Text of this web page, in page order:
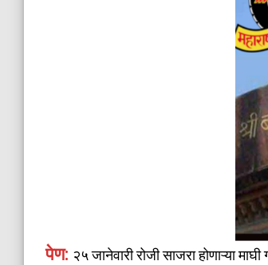
पेण: २५ जानेवारी रोजी साजरा होणाऱ्या